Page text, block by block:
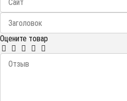
Оцените товар